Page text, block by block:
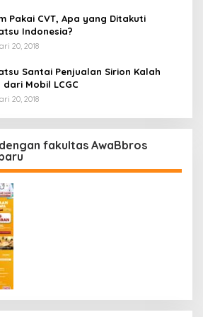
Pakai CVT, Apa yang Ditakuti
Indonesia?
20, 2018
Santai Penjualan Sirion Kalah
dari Mobil LCGC
20, 2018
fakultas AwaBbros
Tes Urine 101 Personel,
Bersih Narkoba